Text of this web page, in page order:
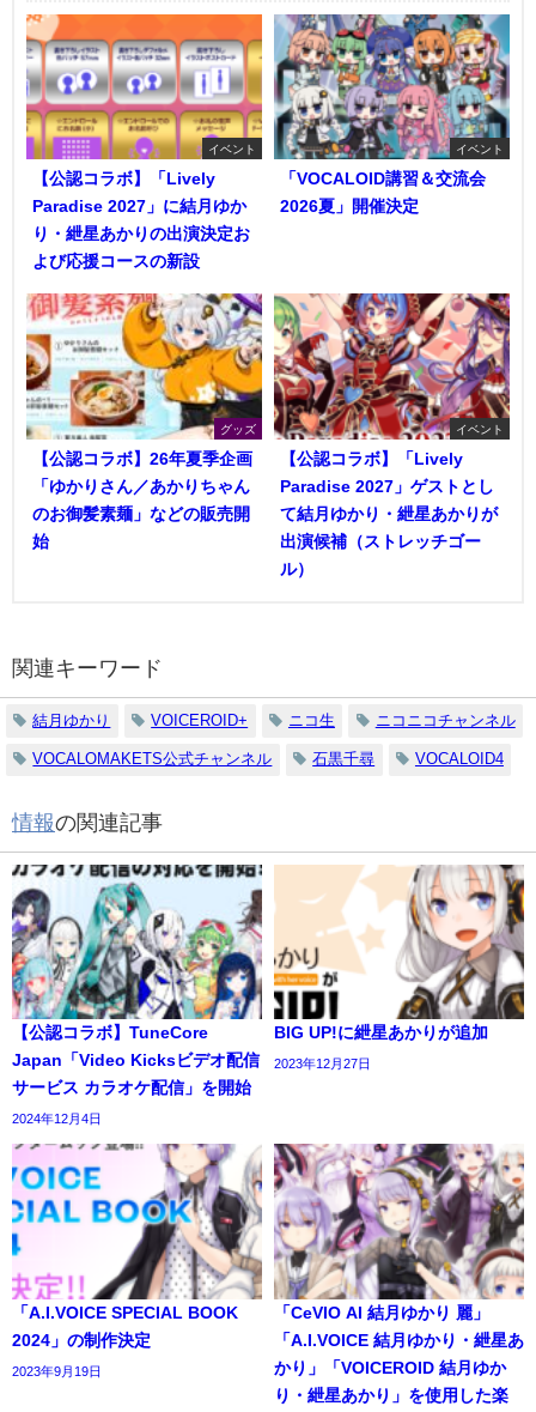
イベント
【公認コラボ】「Lively
Paradise 2027」に結月ゆか
り・紲星あかりの出演決定お
よび応援コースの新設
イベント
「VOCALOID講習＆交流会
2026夏」開催決定
グッズ
【公認コラボ】26年夏季企画
「ゆかりさん／あかりちゃん
のお御髪素麺」などの販売開
始
イベント
【公認コラボ】「Lively
Paradise 2027」ゲストとし
て結月ゆかり・紲星あかりが
出演候補（ストレッチゴー
ル）
関連キーワード
結月ゆかり VOICEROID+ ニコ生 ニコニコチャンネル
VOCALOMAKETS公式チャンネル 石黒千尋 VOCALOID4
情報の関連記事
【公認コラボ】TuneCore
Japan「Video Kicksビデオ配信
サービス カラオケ配信」を開始
2024年12月4日
BIG UP!に紲星あかりが追加
2023年12月27日
「A.I.VOICE SPECIAL BOOK
2024」の制作決定
2023年9月19日
「CeVIO AI 結月ゆかり 麗」
「A.I.VOICE 結月ゆかり・紲星あ
かり」「VOICEROID 結月ゆか
り・紲星あかり」を使用した楽